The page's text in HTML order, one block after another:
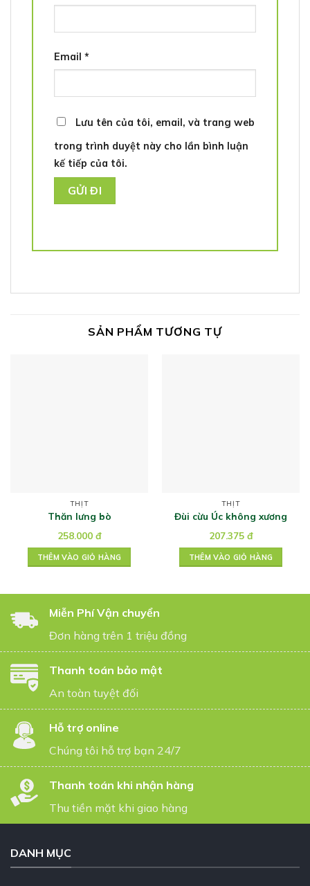
Email *
Lưu tên của tôi, email, và trang web
trong trình duyệt này cho lần bình luận
kế tiếp của tôi.
SẢN PHẨM TƯƠNG TỰ
THỊT
Thăn lưng bò
258.000 đ
THÊM VÀO GIỎ HÀNG
THỊT
Đùi cừu Úc không xương
207.375 đ
THÊM VÀO GIỎ HÀNG
Miễn Phí Vận chuyển
Đơn hàng trên 1 triệu đồng
Thanh toán bảo mật
An toàn tuyệt đối
Hỗ trợ online
Chúng tôi hỗ trợ bạn 24/7
Thanh toán khi nhận hàng
Thu tiền mặt khi giao hàng
DANH MỤC